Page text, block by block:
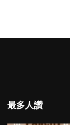
最多人讚